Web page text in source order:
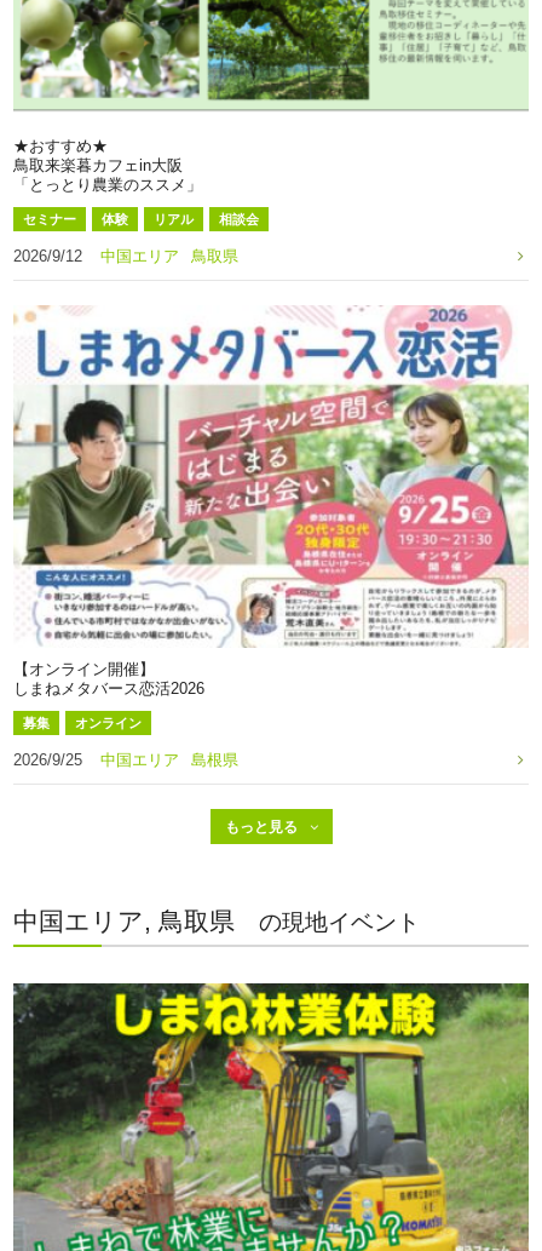
★おすすめ★
鳥取来楽暮カフェin大阪
「とっとり農業のススメ」
セミナー 体験 リアル 相談会
2026/9/12 中国エリア 鳥取県
【オンライン開催】
しまねメタバース恋活2026
募集 オンライン
2026/9/25 中国エリア 島根県
中国エリア, 鳥取県 の現地イベント